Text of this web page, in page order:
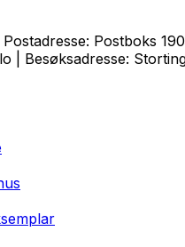
| Postadresse: Postboks
| Besøksadresse: